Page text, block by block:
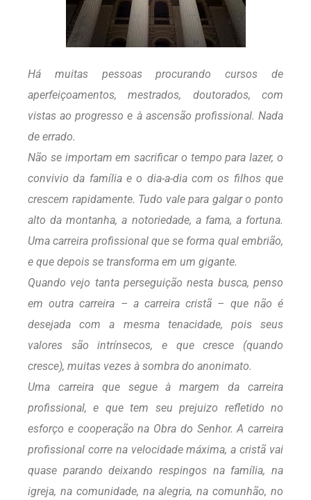
Há muitas pessoas procurando cursos de
aperfeiçoamentos, mestrados, doutorados, com
vistas ao progresso e à ascensão profissional. Nada
de errado.
Não se importam em sacrificar o tempo para lazer, o
convivio da família e o dia-a-dia com os filhos que
crescem rapidamente. Tudo vale para galgar o ponto
alto da montanha, a notoriedade, a fama, a fortuna.
Uma carreira profissional que se forma qual embrião,
e que depois se transforma em um gigante.
Quando vejo tanta perseguição nesta busca, penso
em outra carreira – a carreira cristã – que não é
desejada com a mesma tenacidade, pois seus
valores são intrínsecos, e que cresce (quando
cresce), muitas vezes à sombra do anonimato.
Uma carreira que segue à margem da carreira
profissional, e que tem seu prejuizo refletido no
esforço e cooperação na Obra do Senhor. A carreira
profissional corre na velocidade máxima, a cristã vai
quase parando deixando respingos na família, na
igreja, na comunidade, na alegria, na comunhão, no